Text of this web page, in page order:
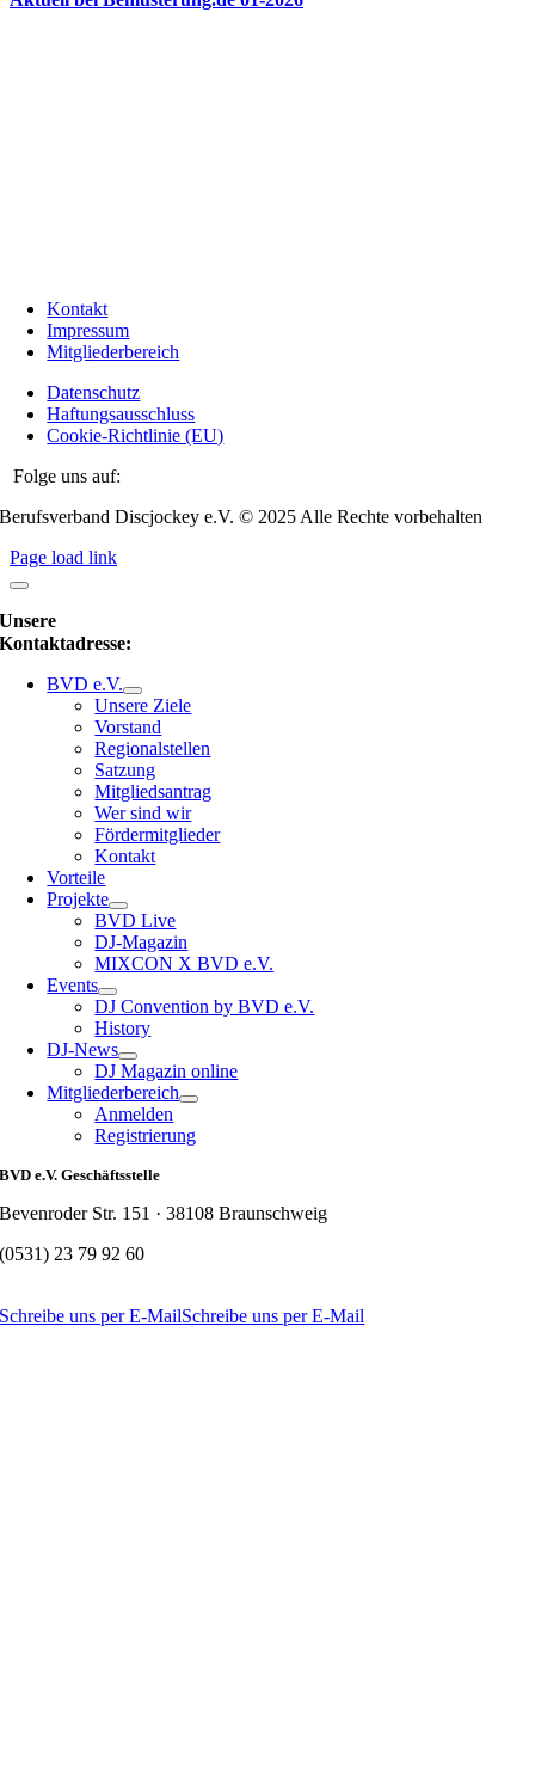
Kontakt
Impressum
Mitgliederbereich
Datenschutz
Haftungsausschluss
Cookie-Richtlinie (EU)
Folge uns auf:
Berufsverband Discjockey e.V. © 2025 Alle Rechte vorbehalten
Page load link
Unsere
Kontaktadresse:
BVD e.V.
Unsere Ziele
Vorstand
Regionalstellen
Satzung
Mitgliedsantrag
Wer sind wir
Fördermitglieder
Kontakt
Vorteile
Projekte
BVD Live
DJ-Magazin
MIXCON X BVD e.V.
Events
DJ Convention by BVD e.V.
History
DJ-News
DJ Magazin online
Mitgliederbereich
Anmelden
Registrierung
BVD e.V. Geschäftsstelle
Bevenroder Str. 151 · 38108 Braunschweig
(0531) 23 79 92 60
Schreibe uns per E-MailSchreibe uns per E-Mail